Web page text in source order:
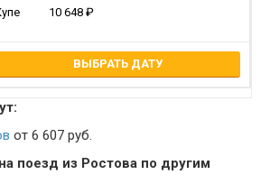
10 648
ВЫБРАТЬ ДАТУ
от 6 607 руб.
поезд из Ростова по другим